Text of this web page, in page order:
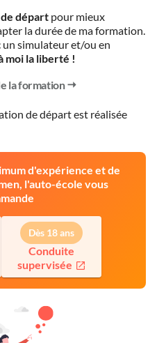
départ pour mieux
la durée de ma formation.
un simulateur et/ou en
moi la liberté !
la formation
de départ est réalisée
d'expérience et de
l'auto-école vous
Dès 18 ans
Conduite
supervisée